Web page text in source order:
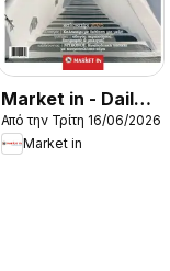
Market in - Daily
Life
Από την Τρίτη 16/06/2026
Market in